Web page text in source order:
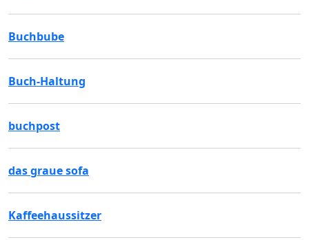
Buchbube
Buch-Haltung
buchpost
das graue sofa
Kaffeehaussitzer